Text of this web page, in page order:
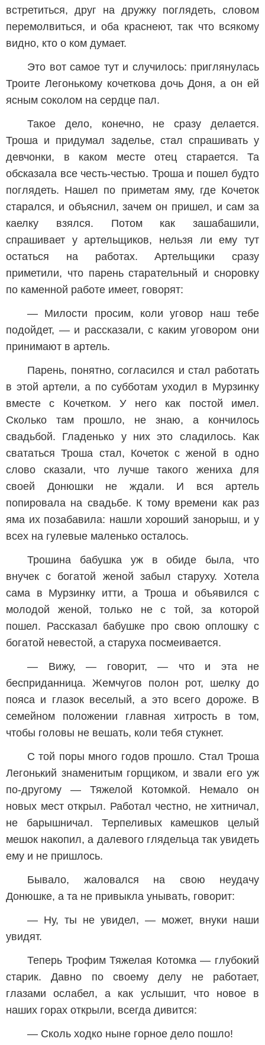
встретиться, друг на дружку поглядеть, словом
перемолвиться, и оба краснеют, так что всякому
видно, кто о ком думает.
Это вот самое тут и случилось: приглянулась
Троите Легонькому кочеткова дочь Доня, а он ей
ясным соколом на сердце пал.
Такое дело, конечно, не сразу делается.
Троша и придумал заделье, стал спрашивать у
девчонки, в каком месте отец старается. Та
обсказала все честь-честью. Троша и пошел будто
поглядеть. Нашел по приметам яму, где Кочеток
старался, и объяснил, зачем он пришел, и сам за
каелку взялся. Потом как зашабашили,
спрашивает у артельщиков, нельзя ли ему тут
остаться на работах. Артельщики сразу
приметили, что парень старательный и сноровку
по каменной работе имеет, говорят:
— Милости просим, коли уговор наш тебе
подойдет, — и рассказали, с каким уговором они
принимают в артель.
Парень, понятно, согласился и стал работать
в этой артели, а по субботам уходил в Мурзинку
вместе с Кочетком. У него как постой имел.
Сколько там прошло, не знаю, а кончилось
свадьбой. Гладенько у них это сладилось. Как
свататься Троша стал, Кочеток с женой в одно
слово сказали, что лучше такого жениха для
своей Донюшки не ждали. И вся артель
попировала на свадьбе. К тому времени как раз
яма их позабавила: нашли хороший занорыш, и у
всех на гулевые маленько осталось.
Трошина бабушка уж в обиде была, что
внучек с богатой женой забыл старуху. Хотела
сама в Мурзинку итти, а Троша и объявился с
молодой женой, только не с той, за которой
пошел. Рассказал бабушке про свою оплошку с
богатой невестой, а старуха посмеивается.
— Вижу, — говорит, — что и эта не
бесприданница. Жемчугов полон рот, шелку до
пояса и глазок веселый, а это всего дороже. В
семейном положении главная хитрость в том,
чтобы головы не вешать, коли тебя стукнет.
С той поры много годов прошло. Стал Троша
Легонький знаменитым горщиком, и звали его уж
по-другому — Тяжелой Котомкой. Немало он
новых мест открыл. Работал честно, не хитничал,
не барышничал. Терпеливых камешков целый
мешок накопил, а далевого глядельца так увидеть
ему и не пришлось.
Бывало, жаловался на свою неудачу
Донюшке, а та не привыкла унывать, говорит:
— Ну, ты не увидел, — может, внуки наши
увидят.
Теперь Трофим Тяжелая Котомка — глубокий
старик. Давно по своему делу не работает,
глазами ослабел, а как услышит, что новое в
наших горах открыли, всегда дивится:
— Сколь ходко ныне горное дело пошло!